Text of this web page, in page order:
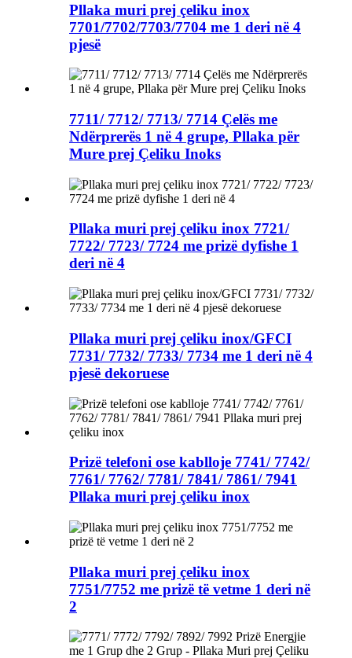
Pllaka muri prej çeliku inox
7701/7702/7703/7704 me 1 deri në 4
pjesë
7711/ 7712/ 7713/ 7714 Çelës me
Ndërprerës 1 në 4 grupe, Pllaka për
Mure prej Çeliku Inoks
Pllaka muri prej çeliku inox 7721/
7722/ 7723/ 7724 me prizë dyfishe 1
deri në 4
Pllaka muri prej çeliku inox/GFCI
7731/ 7732/ 7733/ 7734 me 1 deri në 4
pjesë dekoruese
Prizë telefoni ose kablloje 7741/ 7742/
7761/ 7762/ 7781/ 7841/ 7861/ 7941
Pllaka muri prej çeliku inox
Pllaka muri prej çeliku inox
7751/7752 me prizë të vetme 1 deri në
2